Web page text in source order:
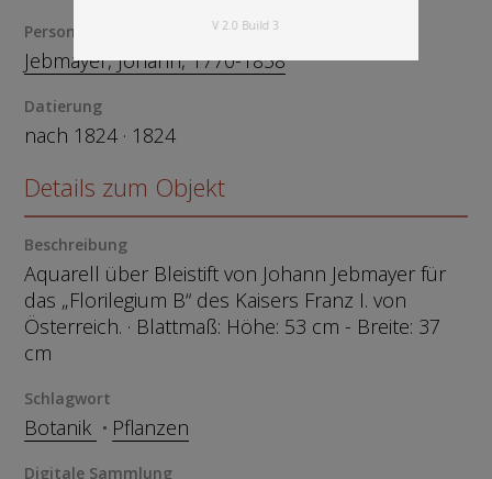
V 2.0 Build 3
Person
Jebmayer, Johann, 1770-1858
Datierung
nach 1824 · 1824
Details zum Objekt
Beschreibung
Aquarell über Bleistift von Johann Jebmayer für
das „Florilegium B“ des Kaisers Franz I. von
Österreich. · Blattmaß: Höhe: 53 cm - Breite: 37
cm
Schlagwort
Botanik Pflanzen
Digitale Sammlung